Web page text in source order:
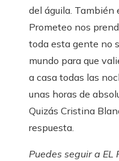
del águila. También
Prometeo nos
toda esta gente no
mundo para que
a casa todas las
unas horas de
Quizás Cristina
respuesta.
Puedes seguir a EL